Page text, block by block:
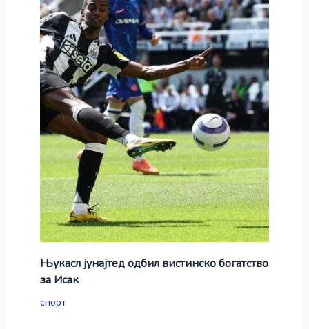
Њукасл јунајтед одбил вистинско богатство
за Исак
спорт